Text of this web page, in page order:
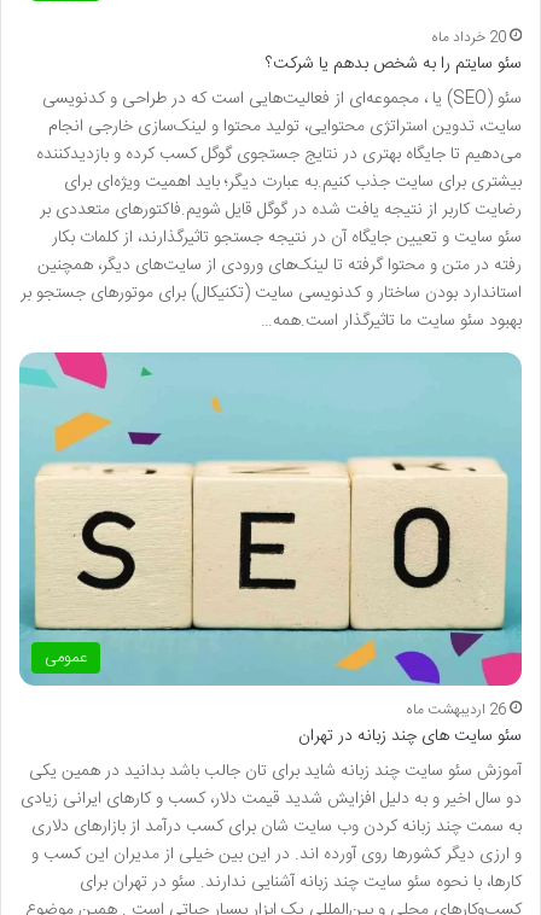
20 خرداد ماه
سئو سایتم را به شخص بدهم یا شرکت؟
سئو (SEO) یا ، مجموعه‌ای از فعالیت‌هایی است که در طراحی و کدنویسی
سایت، تدوین استراتژی محتوایی، تولید محتوا و لینک‌سازی خارجی انجام
می‌دهیم تا جایگاه بهتری در نتایج جستجوی گوگل کسب کرده و بازدیدکننده
بیشتری برای سایت جذب کنیم.به عبارت دیگر؛ باید اهمیت ویژه‌ای برای
رضایت کاربر از نتیجه یافت شده در گوگل قایل شویم.فاکتورهای متعددی بر
سئو سایت و تعیین جایگاه آن در نتیجه جستجو تاثیرگذارند، از کلمات بکار
رفته در متن و محتوا گرفته تا لینک‌های ورودی از سایت‌های دیگر، همچنین
استاندارد بودن ساختار و کدنویسی سایت (تکنیکال) برای موتورهای جستجو بر
بهبود سئو سایت ما تاثیرگذار است.همه…
عمومی
26 اردیبهشت ماه
سئو سایت های چند زبانه در تهران
آموزش سئو سایت چند زبانه شاید برای تان جالب باشد بدانید در همین یکی
دو سال اخیر و به دلیل افزایش شدید قیمت دلار، کسب و کارهای ایرانی زیادی
به سمت چند زبانه کردن وب سایت شان برای کسب درآمد از بازارهای دلاری
و ارزی دیگر کشورها روی آورده اند. در این بین خیلی از مدیران این کسب و
کارها، با نحوه سئو سایت چند زبانه آشنایی ندارند. سئو در تهران برای